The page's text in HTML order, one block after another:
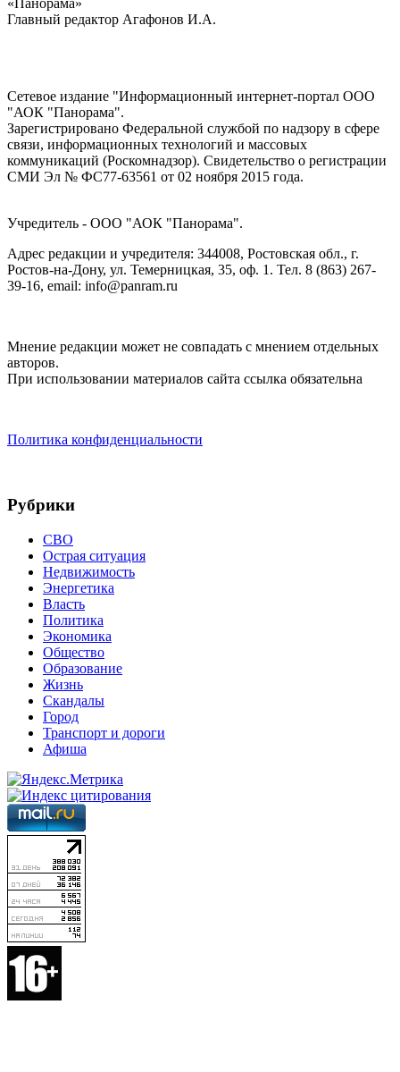
«Панорама»
Главный редактор Агафонов И.А.
Сетевое издание "Информационный интернет-портал ООО
"АОК "Панорама".
Зарегистрировано Федеральной службой по надзору в сфере
связи, информационных технологий и массовых
коммуникаций (Роскомнадзор). Cвидетельство о регистрации
СМИ Эл № ФС77-63561 от 02 ноября 2015 года.
Учредитель - ООО "АОК "Панорама".
Адрес редакции и учредителя: 344008, Ростовская обл., г.
Ростов-на-Дону, ул. Темерницкая, 35, оф. 1. Тел. 8 (863) 267-
39-16, email: info@panram.ru
Мнение редакции может не совпадать с мнением отдельных
авторов.
При использовании материалов сайта ссылка обязательна
Политика конфиденциальности
Рубрики
СВО
Острая ситуация
Недвижимость
Энергетика
Власть
Политика
Экономика
Общество
Образование
Жизнь
Скандалы
Город
Транспорт и дороги
Афиша